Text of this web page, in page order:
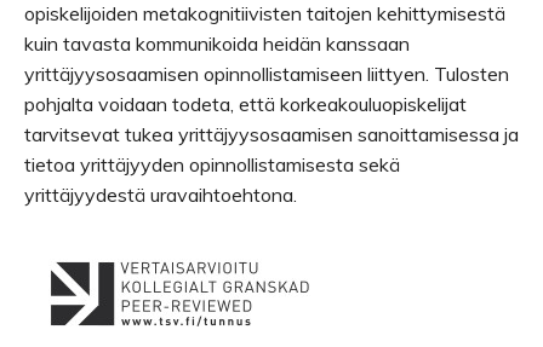
opiskelijoiden metakognitiivisten taitojen kehittymisestä
kuin tavasta kommunikoida heidän kanssaan
yrittäjyysosaamisen opinnollistamiseen liittyen. Tulosten
pohjalta voidaan todeta, että korkeakouluopiskelijat
tarvitsevat tukea yrittäjyysosaamisen sanoittamisessa ja
tietoa yrittäjyyden opinnollistamisesta sekä
yrittäjyydestä uravaihtoehtona.